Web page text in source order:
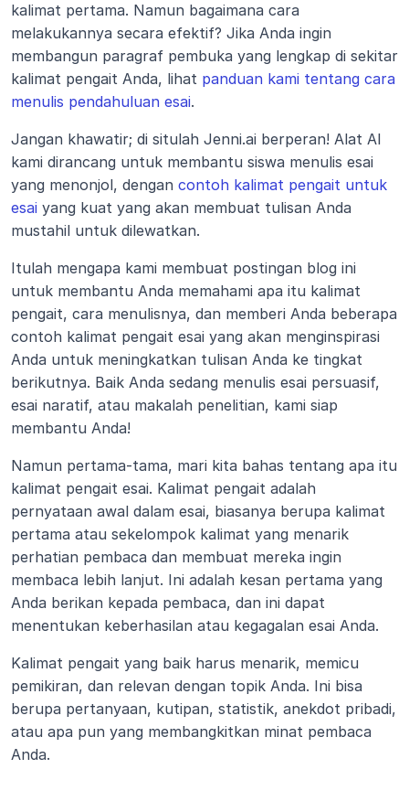
kalimat pertama. Namun bagaimana cara
melakukannya secara efektif? Jika Anda ingin
membangun paragraf pembuka yang lengkap di sekitar
kalimat pengait Anda, lihat panduan kami tentang cara
menulis pendahuluan esai.
Jangan khawatir; di situlah Jenni.ai berperan! Alat AI
kami dirancang untuk membantu siswa menulis esai
yang menonjol, dengan contoh kalimat pengait untuk
esai yang kuat yang akan membuat tulisan Anda
mustahil untuk dilewatkan.
Itulah mengapa kami membuat postingan blog ini
untuk membantu Anda memahami apa itu kalimat
pengait, cara menulisnya, dan memberi Anda beberapa
contoh kalimat pengait esai yang akan menginspirasi
Anda untuk meningkatkan tulisan Anda ke tingkat
berikutnya. Baik Anda sedang menulis esai persuasif,
esai naratif, atau makalah penelitian, kami siap
membantu Anda!
Namun pertama-tama, mari kita bahas tentang apa itu
kalimat pengait esai. Kalimat pengait adalah
pernyataan awal dalam esai, biasanya berupa kalimat
pertama atau sekelompok kalimat yang menarik
perhatian pembaca dan membuat mereka ingin
membaca lebih lanjut. Ini adalah kesan pertama yang
Anda berikan kepada pembaca, dan ini dapat
menentukan keberhasilan atau kegagalan esai Anda.
Kalimat pengait yang baik harus menarik, memicu
pemikiran, dan relevan dengan topik Anda. Ini bisa
berupa pertanyaan, kutipan, statistik, anekdot pribadi,
atau apa pun yang membangkitkan minat pembaca
Anda.